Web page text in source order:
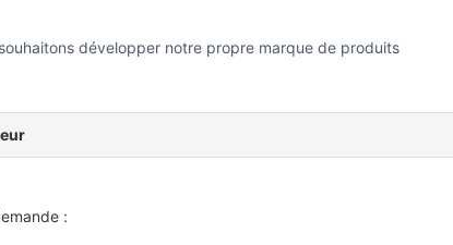
développer notre propre marque de produits
: